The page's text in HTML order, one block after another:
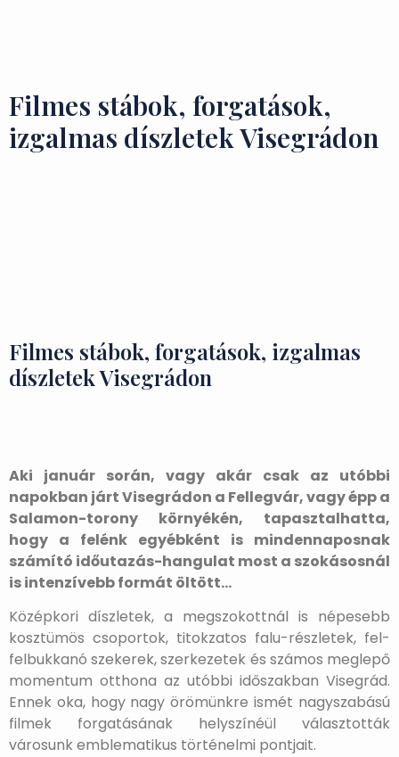
Filmes stábok, forgatások,
izgalmas díszletek Visegrádon
Filmes stábok, forgatások, izgalmas
díszletek Visegrádon
Aki január során, vagy akár csak az utóbbi
napokban járt Visegrádon a Fellegvár, vagy épp a
Salamon-torony környékén, tapasztalhatta,
hogy a felénk egyébként is mindennaposnak
számító időutazás-hangulat most a szokásosnál
is intenzívebb formát öltött…
Középkori díszletek, a megszokottnál is népesebb
kosztümös csoportok, titokzatos falu-részletek, fel-
felbukkanó szekerek, szerkezetek és számos meglepő
momentum otthona az utóbbi időszakban Visegrád.
Ennek oka, hogy nagy örömünkre ismét nagyszabású
filmek forgatásának helyszínéül választották
városunk emblematikus történelmi pontjait.